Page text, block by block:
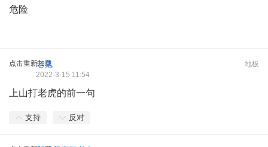
危险
点击重新加载 地板
老鬼
2022-3-15 11:54
上山打老虎的前一句
支持 反对